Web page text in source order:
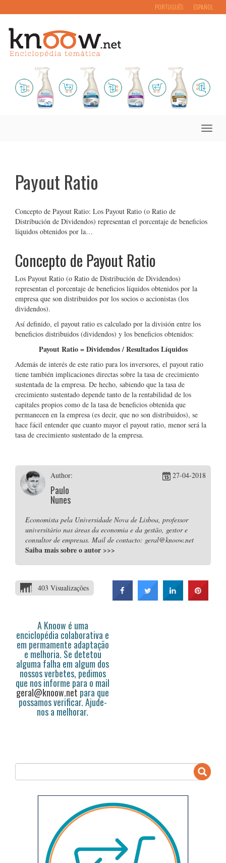
PORTUGUÊS ESPAÑOL
Toggle
Payout Ratio
Concepto de Payout Ratio: Los Payout Ratio (o Ratio de
Distribución de Dividendos) representan el porcentaje de beneficios
líquidos obtenidos por la…
Concepto de Payout Ratio
Los Payout Ratio (o Ratio de Distribución de Dividendos)
representan el porcentaje de beneficios líquidos obtenidos por la
empresa que son distribuidos por los socios o accionistas (los
dividendos).
Así definido, el payout ratio es calculado por la división entre los
beneficios distribuidos (dividendos) y los beneficios obtenidos:
Payout Ratio = Dividendos / Resultados Líquidos
Además de interés de este ratio para los inversores, el payout ratio
tiene también implicaciones directas sobre la tasa de crecimiento
sustentada de la empresa. De hecho, sabiendo que la tasa de
crecimiento sustentado depende tanto de la rentabilidad de los
capitales propios como de la tasa de beneficios obtenida que
permanecen en la empresa (es decir, que no son distribuidos), se
hace fácil entender que cuanto mayor el payout ratio, menor será la
tasa de crecimiento sustentado de la empresa.
Author:
Paulo
Nunes
27-04-2018
Economista pela Universidade Nova de Lisboa, professor
universitário nas áreas da economia e da gestão, gestor e
consultor de empresas. Mail de contacto: geral@knoow.net
Saiba mais sobre o autor >>>
403 Visualizações
A Knoow é uma
enciclopédia colaborativa e
em permamente adaptação
e melhoria. Se detetou
alguma falha em algum dos
nossos verbetes, pedimos
que nos informe para o mail
geral@knoow.net para que
possamos verificar. Ajude-
nos a melhorar.